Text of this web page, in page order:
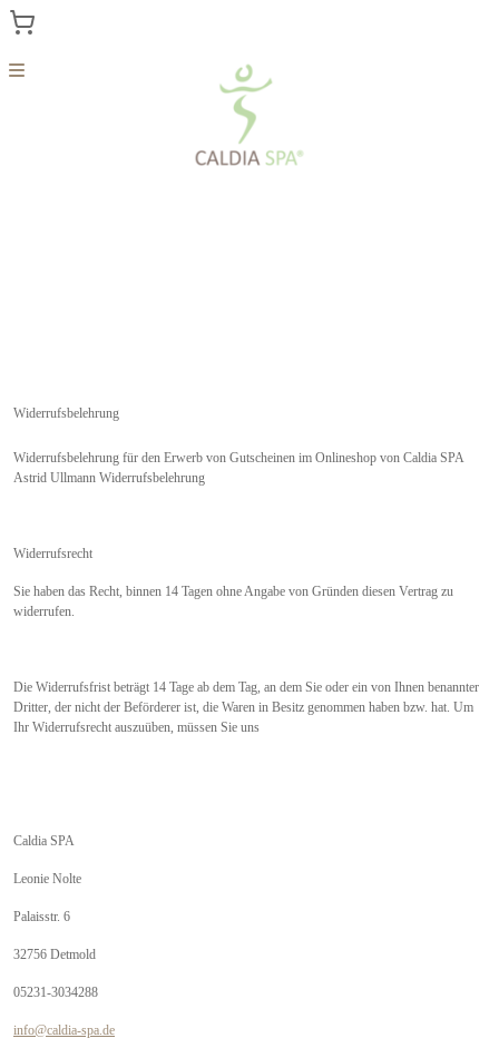
Menu
Widerrufsbelehrung
Widerrufsbelehrung für den Erwerb von Gutscheinen im Onlineshop von Caldia SPA
Astrid Ullmann Widerrufsbelehrung
Widerrufsrecht
Sie haben das Recht, binnen 14 Tagen ohne Angabe von Gründen diesen Vertrag zu
widerrufen.
Die Widerrufsfrist beträgt 14 Tage ab dem Tag, an dem Sie oder ein von Ihnen benannter
Dritter, der nicht der Beförderer ist, die Waren in Besitz genommen haben bzw. hat. Um
Ihr Widerrufsrecht auszuüben, müssen Sie uns
Caldia SPA
Leonie Nolte
Palaisstr. 6
32756 Detmold
05231-3034288
info@caldia-spa.de